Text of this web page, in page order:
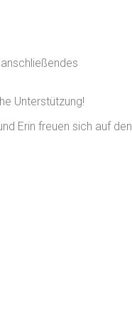
Unterstützung!
Erin freuen sich auf den